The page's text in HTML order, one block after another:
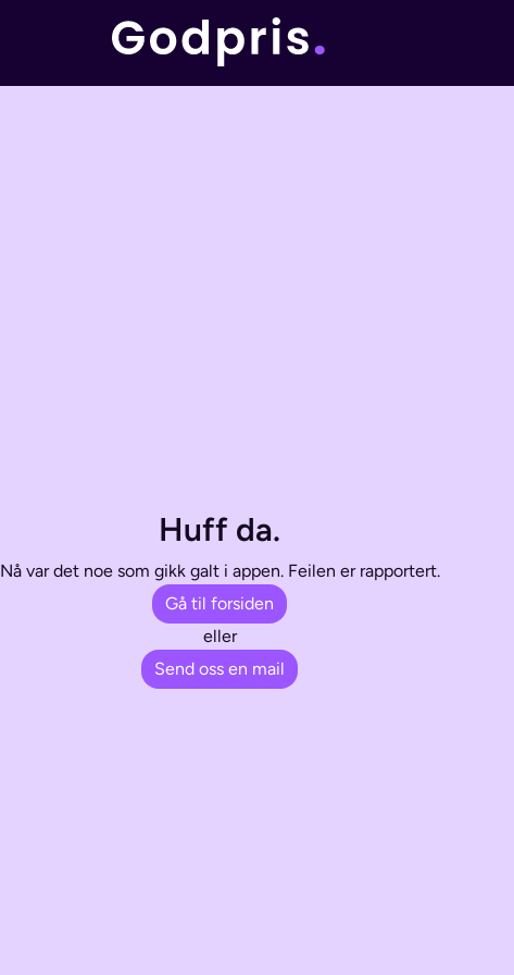
Huff da.
Nå var det noe som gikk galt i appen. Feilen er rapportert.
Gå til forsiden
eller
Send oss en mail